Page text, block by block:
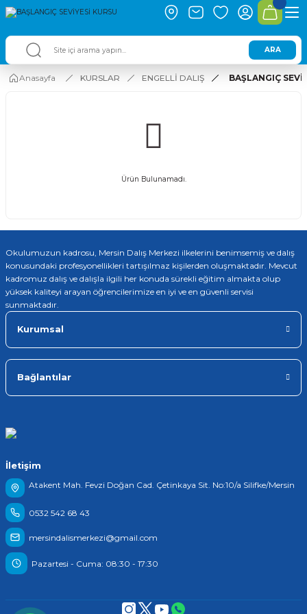
ARA
Anasayfa KURSLAR ENGELLİ DALIŞ BAŞLANGIÇ
Ürün Bulunamadı.
Okulumuzun kadrosu, Mersin Dalış Merkezi ilkelerini benimsemiş ve dalış
konusundaki profesyonellikleri tartışılmaz kişilerden oluşmaktadır. Mevcut
kadromuz dalış ve dalışla ilgili her konuda sürekli eğitim almakta olup
yüksek kaliteyi arayan öğrencilerimize en iyi ve en güvenli servisi
sunmaktadır.
Kurumsal
Bağlantılar
İletişim
Atakent Mah. Fevzi Doğan Cad. Çetinkaya Sit. No:10/a Silifke/Mersin
0532 542 68 43
mersindalismerkezi@gmail.com
Pazartesi - Cuma: 08:30 - 17:30